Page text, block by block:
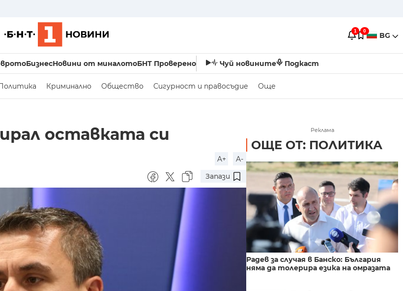
1 0 BG
БизнесНовини от миналотоБНТ Проверено Чуй новините Подкаст
Криминално Общество Сигурност и правосъдие Още
оставката си
A+
A-
Запази
Реклама
ОЩЕ ОТ: ПОЛИТИКА
Радев за случая в Банско: България
няма да толерира езика на омразата